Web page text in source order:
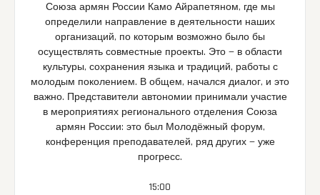
Союза армян России Камо Айрапетяном, где мы
определили направление в деятельности наших
организаций, по которым возможно было бы
осуществлять совместные проекты. Это — в области
культуры, сохранения языка и традиций, работы с
молодым поколением. В общем, начался диалог, и это
важно. Представители автономии принимали участие
в мероприятиях регионального отделения Союза
армян России: это был Молодёжный форум,
конференция преподавателей, ряд других — уже
прогресс.
15:00